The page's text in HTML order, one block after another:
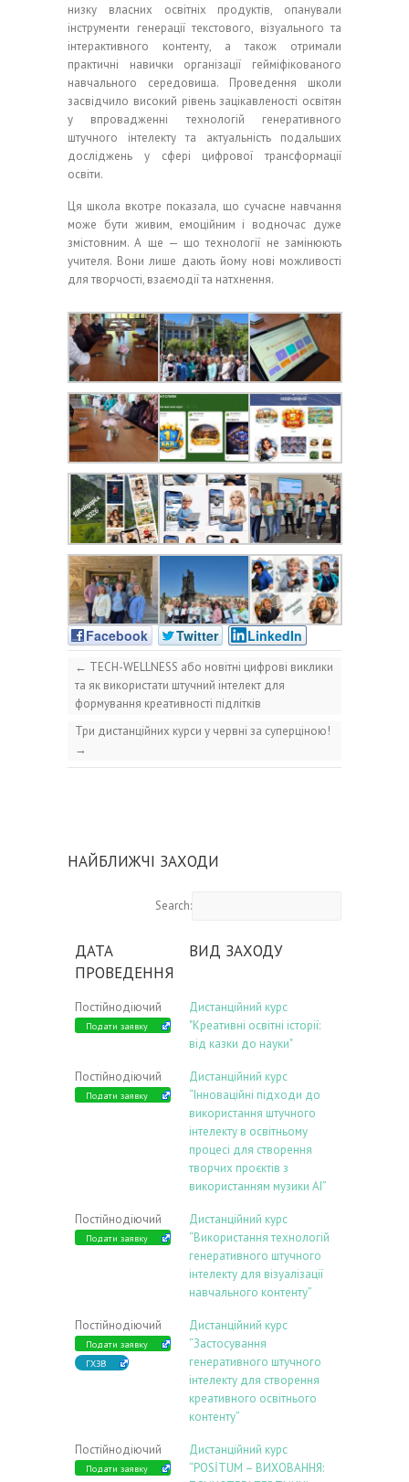
низку власних освітніх продуктів, опанували
інструменти генерації текстового, візуального та
інтерактивного контенту, а також отримали
практичні навички організації гейміфікованого
навчального середовища. Проведення школи
засвідчило високий рівень зацікавленості освітян
у впровадженні технологій генеративного
штучного інтелекту та актуальність подальших
досліджень у сфері цифрової трансформації
освіти.
Ця школа вкотре показала, що сучасне навчання
може бути живим, емоційним і водночас дуже
змістовним. А ще — що технології не замінюють
учителя. Вони лише дають йому нові можливості
для творчості, взаємодії та натхнення.
Facebook Twitter LinkedIn
← TECH-WELLNESS або новітні цифрові виклики
та як використати штучний інтелект для
формування креативності підлітків
Три дистанційних курси у червні за суперціною!
→
НАЙБЛИЖЧІ ЗАХОДИ
Search:
ДАТА
ПРОВЕДЕННЯ
ВИД ЗАХОДУ
Постійнодіючий
Подати заявку
Дистанційний курс
"Креативні освітні історії:
від казки до науки"
Постійнодіючий
Подати заявку
Дистанційний курс
“Інноваційні підходи до
використання штучного
інтелекту в освітньому
процесі для створення
творчих проєктів з
використанням музики АІ”
Постійнодіючий
Подати заявку
Дистанційний курс
“Використання технологій
генеративного штучного
інтелекту для візуалізації
навчального контенту”
Постійнодіючий
Подати заявку
ГХЗВ
Дистанційний курс
“Застосування
генеративного штучного
інтелекту для створення
креативного освітнього
контенту”
Постійнодіючий
Подати заявку
Дистанційний курс
“POSİTUM – ВИХОВАННЯ: